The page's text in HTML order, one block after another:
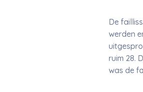
De
werden
ruim 28.
was de